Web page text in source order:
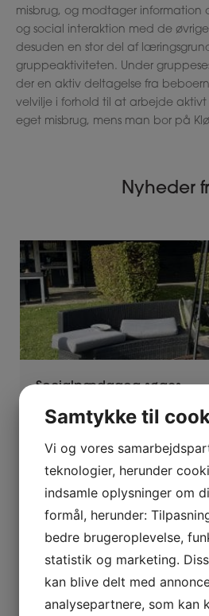
misbrug, og modtager information
og social interaktion med de
desuden en stor del af
gruppeaktiviteten. Under
der en aktiv deltagelse fra
velvilje i forhold til at arbejde aktivt
eget misbrug, mens man bor på
Nyheder
Socialpædagog søges
4. august 2026
socialpædagog
LÆS MERE
Samtykke til
Vi og vores
teknologier, herunder
indsamle oplysninger om
formål, herunder:
bedre brugeroplevelse,
statistik og marketing.
kan blive delt med
analysepartnere, som kan